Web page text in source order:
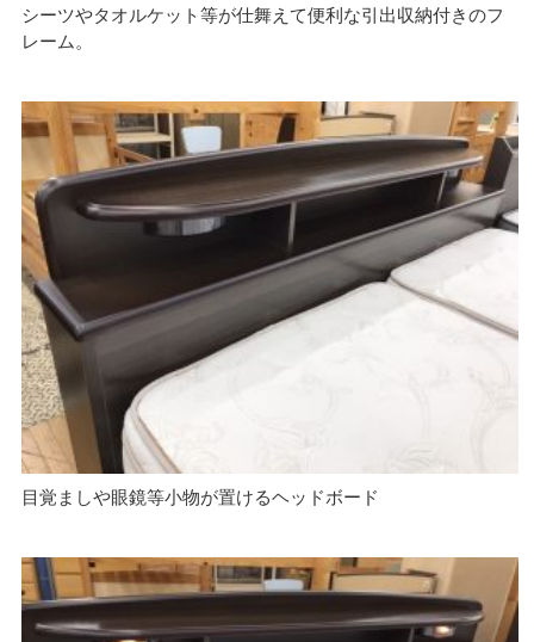
シーツやタオルケット等が仕舞えて便利な引出収納付きのフ
レーム。
目覚ましや眼鏡等小物が置けるヘッドボード